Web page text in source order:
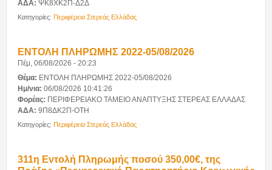
ΑΔΑ: ΨΚ8ΧΚ2Π-Δ2Δ
Κατηγορίες: Περιφέρεια Στερεάς Ελλάδας
ΕΝΤΟΛΗ ΠΛΗΡΩΜΗΣ 2022-05/08/2026
Πέμ, 06/08/2026 - 20:23
Θέμα: ΕΝΤΟΛΗ ΠΛΗΡΩΜΗΣ 2022-05/08/2026
Ημ/νια: 06/08/2026 10:41:26
Φορέας: ΠΕΡΙΦΕΡΕΙΑΚΟ ΤΑΜΕΙΟ ΑΝΑΠΤΥΞΗΣ ΣΤΕΡΕΑΣ ΕΛΛΑΔΑΣ
ΑΔΑ: 9Π8ΔΚ2Π-ΟΤΗ
Κατηγορίες: Περιφέρεια Στερεάς Ελλάδας
311η Εντολή Πληρωμής ποσού 350,00€, της